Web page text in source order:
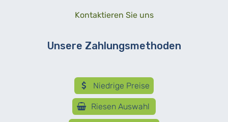
Kontaktieren Sie uns
Unsere Zahlungsmethoden
Niedrige Preise
Riesen Auswahl